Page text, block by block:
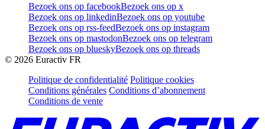
Bezoek ons op facebookBezoek ons op x
Bezoek ons op linkedinBezoek ons op youtube
Bezoek ons op rss-feedBezoek ons op instagram
Bezoek ons op mastodonBezoek ons op telegram
Bezoek ons op blueskyBezoek ons op threads
© 2026 Euractiv FR
Politique de confidentialité Politique cookies
Conditions générales Conditions d’abonnement
Conditions de vente